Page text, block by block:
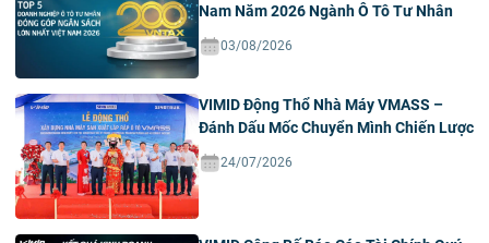
Nam Năm 2026 Ngành Ô Tô Tư Nhân
03/08/2026
VIMID Động Thổ Nhà Máy VMASS –
Đánh Dấu Mốc Chuyển Mình Chiến Lược
24/07/2026